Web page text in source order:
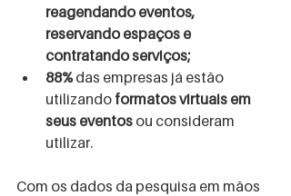
reagendando eventos,
reservando espaços e
contratando serviços;
88% das empresas já estão
utilizando formatos virtuais em
seus eventos ou consideram
utilizar.
Com os dados da pesquisa em mãos